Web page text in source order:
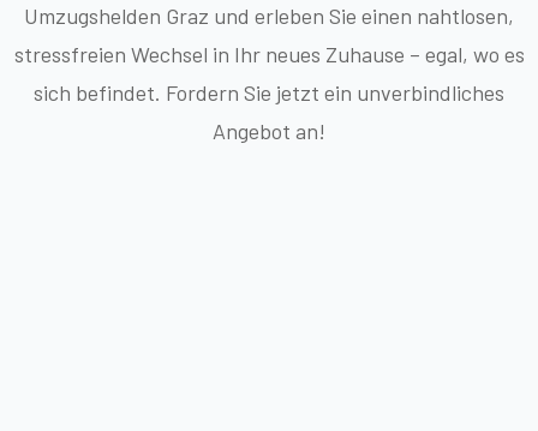
Umzugshelden Graz und erleben Sie einen nahtlosen,
stressfreien Wechsel in Ihr neues Zuhause – egal, wo es
sich befindet. Fordern Sie jetzt ein unverbindliches
Angebot an!